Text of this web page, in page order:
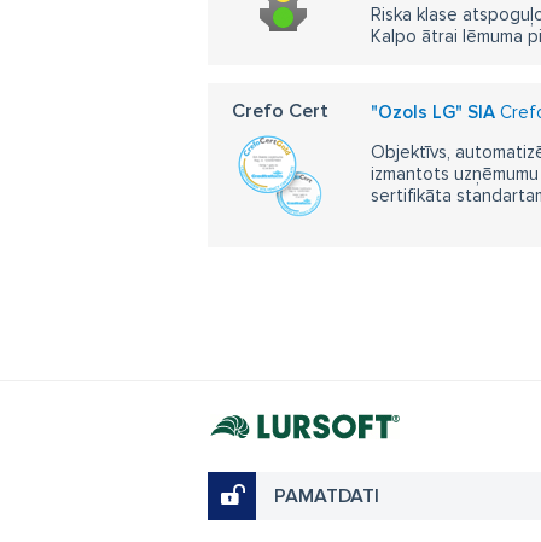
Riska klase
Kalpo ātrai lēmuma
Crefo Cert "Ozols LG" SIA
Objektīvs,
izmantots
sertifikāta
PAMATDATI